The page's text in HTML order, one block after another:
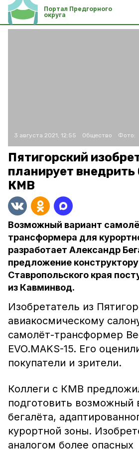
Портал Предгорного
округа
3 августа 2021, 12:55 Общество Фото:
Пятигорский
планирует внедрить
КМВ
Возможный вариант
трансформера для
разработает Александр
предложение конструктору
Ставропольского края
из Кавминвод.
Изобретатель из
авиакосмическому
самолёт-трансформер
EVO.MAKS-15. Его
покупатели и зрители.
Коллеги с КМВ
подготовить возможный
бегалёта,
курортной зоны.
аналогом более опасных